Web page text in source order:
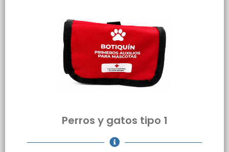
Perros y gatos tipo 1